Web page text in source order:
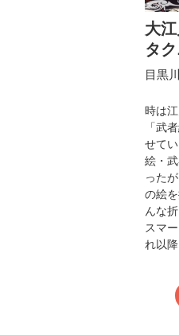
大
タ
目黒
時は
「武
せて
絵・
った
の絵
んな
スマ
れ以